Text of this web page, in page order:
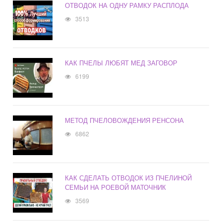
ОТВОДОК НА ОДНУ РАМКУ РАСПЛОДА
3513
КАК ПЧЕЛЫ ЛЮБЯТ МЕД ЗАГОВОР
6199
МЕТОД ПЧЕЛОВОЖДЕНИЯ РЕНСОНА
6862
КАК СДЕЛАТЬ ОТВОДОК ИЗ ПЧЕЛИНОЙ
СЕМЬИ НА РОЕВОЙ МАТОЧНИК
3569